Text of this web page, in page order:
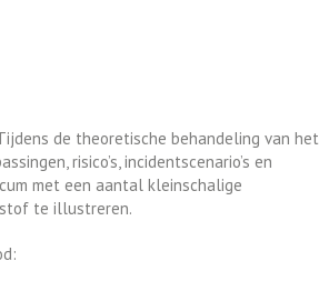
de theoretische behandeling van het
risico’s, incidentscenario’s en
met een aantal kleinschalige
te illustreren.